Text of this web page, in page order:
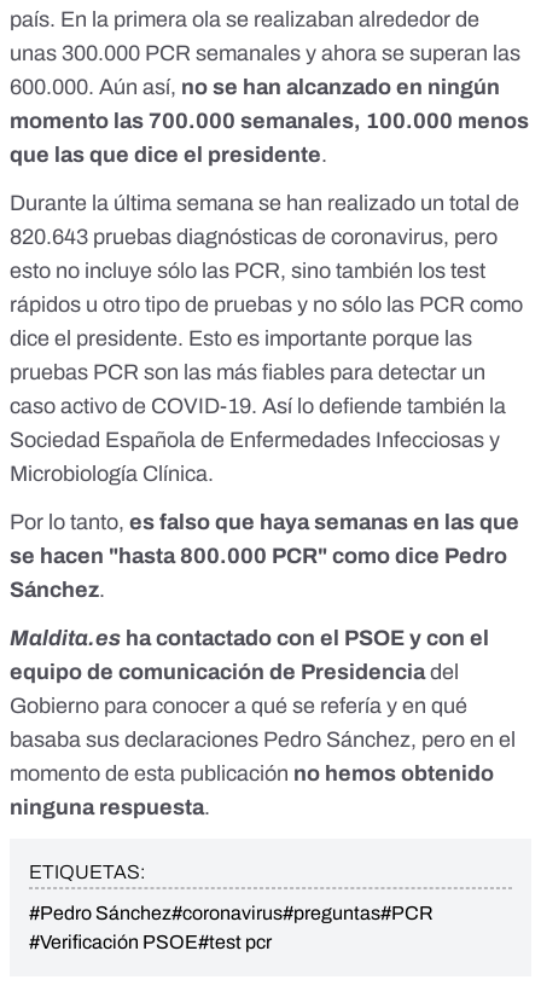
país. En la primera ola se realizaban alrededor de
unas 300.000 PCR semanales y ahora se superan las
600.000. Aún así, no se han alcanzado en ningún
momento las 700.000 semanales, 100.000 menos
que las que dice el presidente.
Durante la última semana se han realizado un total de
820.643 pruebas diagnósticas de coronavirus, pero
esto no incluye sólo las PCR, sino también los test
rápidos u otro tipo de pruebas y no sólo las PCR como
dice el presidente. Esto es importante porque las
pruebas PCR son las más fiables para detectar un
caso activo de COVID-19. Así lo defiende también la
Sociedad Española de Enfermedades Infecciosas y
Microbiología Clínica.
Por lo tanto, es falso que haya semanas en las que
se hacen "hasta 800.000 PCR" como dice Pedro
Sánchez.
Maldita.es ha contactado con el PSOE y con el
equipo de comunicación de Presidenciadel
Gobierno para conocer a qué se refería y en qué
basaba sus declaraciones Pedro Sánchez, pero en el
momento de esta publicación no hemos obtenido
ninguna respuesta.
ETIQUETAS:
#Pedro Sánchez#coronavirus#preguntas#PCR
#Verificación PSOE#test pcr